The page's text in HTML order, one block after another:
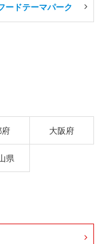
ードテーマパーク
大阪府
県